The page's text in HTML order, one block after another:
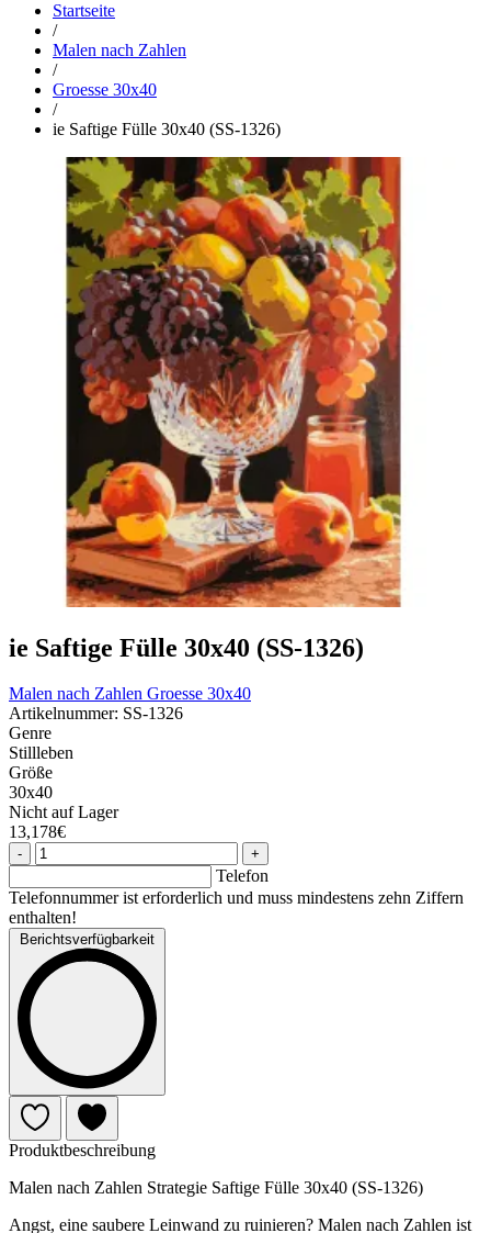
Startseite
/
Malen nach Zahlen
/
Groesse 30x40
/
ie Saftige Fülle 30x40 (SS-1326)
ie Saftige Fülle 30x40 (SS-1326)
Malen nach Zahlen Groesse 30x40
Artikelnummer: SS-1326
Genre
Stillleben
Größe
30x40
Nicht auf Lager
13,178€
- +
Telefon
Telefonnummer ist erforderlich und muss mindestens zehn Ziffern
enthalten!
Berichtsverfügbarkeit
Produktbeschreibung
Malen nach Zahlen Strategie Saftige Fülle 30x40 (SS-1326)
Angst, eine saubere Leinwand zu ruinieren? Malen nach Zahlen ist